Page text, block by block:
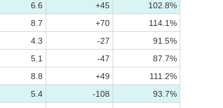
6.6 +45
102.8%
8.7 +70
114.1%
4.3 -27
91.5%
5.1 -47
87.7%
8.8 +49
111.2%
5.4 -108
93.7%